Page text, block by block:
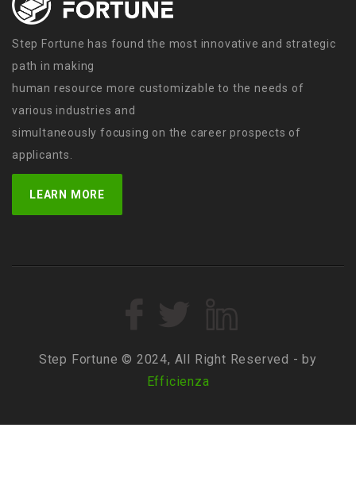
Step Fortune has found the most innovative and strategic
path in making
human resource more customizable to the needs of
various industries and
simultaneously focusing on the career prospects of
applicants.
LEARN MORE
Step Fortune © 2024, All Right Reserved - by
Efficienza